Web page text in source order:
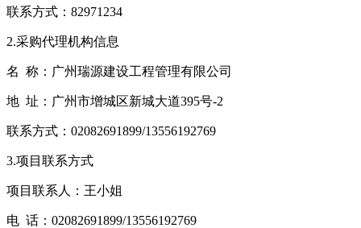
联系方式：82971234
2.采购代理机构信息
名 称：广州瑞源建设工程管理有限公司
地 址：广州市增城区新城大道395号-2
联系方式：02082691899/13556192769
3.项目联系方式
项目联系人：王小姐
电 话：02082691899/13556192769